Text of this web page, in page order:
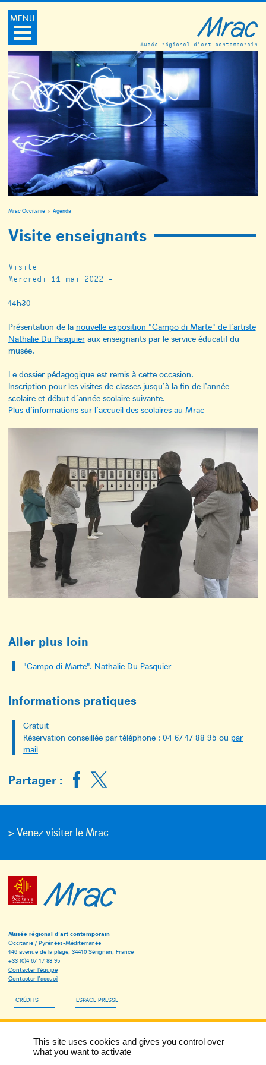
MENU
Musée régional d’art contemporain
Mrac Occitanie Agenda
Visite enseignants
Visite
Mercredi 11 mai 2022 -
14h30
Présentation de la nouvelle exposition "Campo di Marte" de l’artiste
Nathalie Du Pasquieraux enseignants par le service éducatif du
musée.
Le dossier pédagogique est remis à cette occasion.
Inscription pour les visites de classes jusqu’à la fin de l’année
scolaire et début d’année scolaire suivante.
Plus d’informations sur l’accueil des scolaires au Mrac
Aller plus loin
"Campo di Marte". Nathalie Du Pasquier
Informations pratiques
Gratuit
Réservation conseillée par téléphone : 04 67 17 88 95 ou par
mail
Partager :
> Venez visiter le Mrac
Musée régional d’art contemporain
Occitanie / Pyrénées-Méditerranée
146 avenue de la plage, 34410 Sérignan, France
+33 (0)4 67 17 88 95
Contacter l’équipe
Contacter l’accueil
CRÉDITS ESPACE PRESSE
ESPACE PÉDAGOGIQUE
INSCRIVEZ-VOUS À LA NEWSLETTER DU MRAC
This site uses cookies and gives you control over
what you want to activate